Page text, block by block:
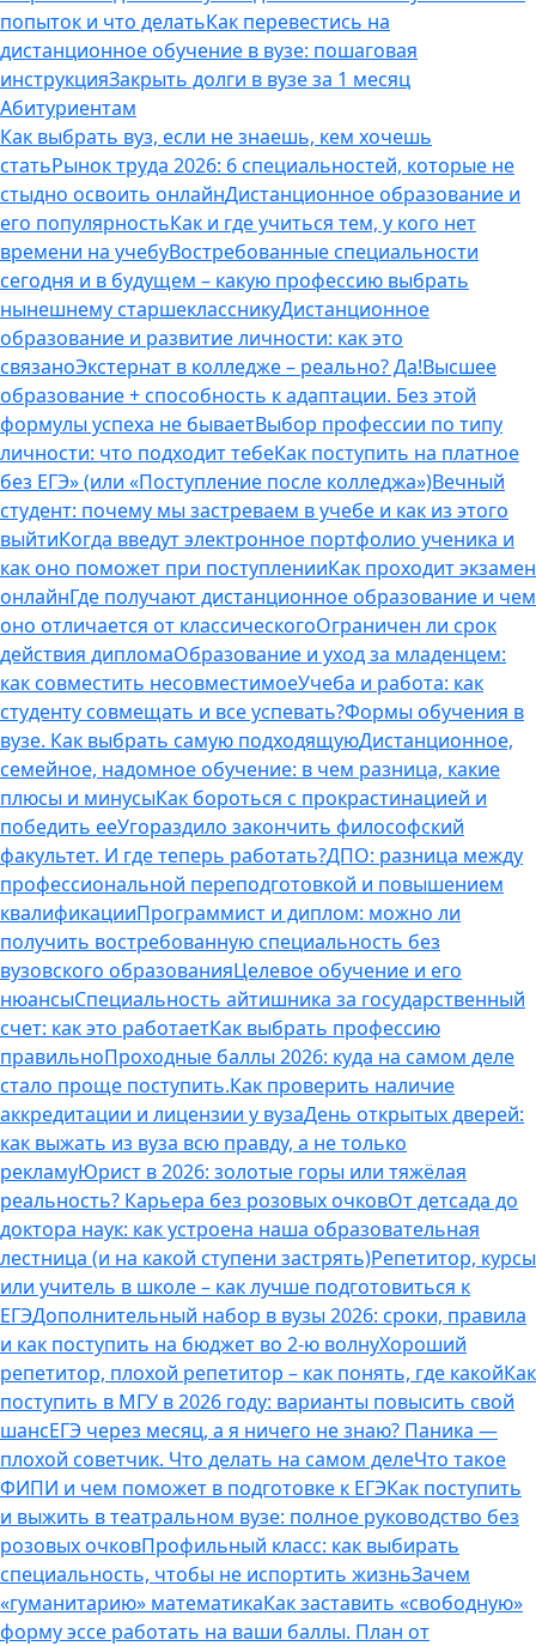
попыток и что делатьКак перевестись на
дистанционное обучение в вузе: пошаговая
инструкцияЗакрыть долги в вузе за 1 месяц
Абитуриентам
Как выбрать вуз, если не знаешь, кем хочешь
статьРынок труда 2026: 6 специальностей, которые не
стыдно освоить онлайнДистанционное образование и
его популярностьКак и где учиться тем, у кого нет
времени на учебуВостребованные специальности
сегодня и в будущем – какую профессию выбрать
нынешнему старшеклассникуДистанционное
образование и развитие личности: как это
связаноЭкстернат в колледже – реально? Да!Высшее
образование + способность к адаптации. Без этой
формулы успеха не бываетВыбор профессии по типу
личности: что подходит тебеКак поступить на платное
без ЕГЭ» (или «Поступление после колледжа»)Вечный
студент: почему мы застреваем в учебе и как из этого
выйтиКогда введут электронное портфолио ученика и
как оно поможет при поступленииКак проходит экзамен
онлайнГде получают дистанционное образование и чем
оно отличается от классическогоОграничен ли срок
действия дипломаОбразование и уход за младенцем:
как совместить несовместимоеУчеба и работа: как
студенту совмещать и все успевать?Формы обучения в
вузе. Как выбрать самую подходящуюДистанционное,
семейное, надомное обучение: в чем разница, какие
плюсы и минусыКак бороться с прокрастинацией и
победить ееУгораздило закончить философский
факультет. И где теперь работать?ДПО: разница между
профессиональной переподготовкой и повышением
квалификацииПрограммист и диплом: можно ли
получить востребованную специальность без
вузовского образованияЦелевое обучение и его
нюансыСпециальность айтишника за государственный
счет: как это работаетКак выбрать профессию
правильноПроходные баллы 2026: куда на самом деле
стало проще поступить.Как проверить наличие
аккредитации и лицензии у вузаДень открытых дверей:
как выжать из вуза всю правду, а не только
рекламуЮрист в 2026: золотые горы или тяжёлая
реальность? Карьера без розовых очковОт детсада до
доктора наук: как устроена наша образовательная
лестница (и на какой ступени застрять)Репетитор, курсы
или учитель в школе – как лучше подготовиться к
ЕГЭДополнительный набор в вузы 2026: сроки, правила
и как поступить на бюджет во 2‑ю волнуХороший
репетитор, плохой репетитор – как понять, где какойКак
поступить в МГУ в 2026 году: варианты повысить свой
шансЕГЭ через месяц, а я ничего не знаю? Паника —
плохой советчик. Что делать на самом делеЧто такое
ФИПИ и чем поможет в подготовке к ЕГЭКак поступить
и выжить в театральном вузе: полное руководство без
розовых очковПрофильный класс: как выбирать
специальность, чтобы не испортить жизньЗачем
«гуманитарию» математикаКак заставить «свободную»
форму эссе работать на ваши баллы. План от